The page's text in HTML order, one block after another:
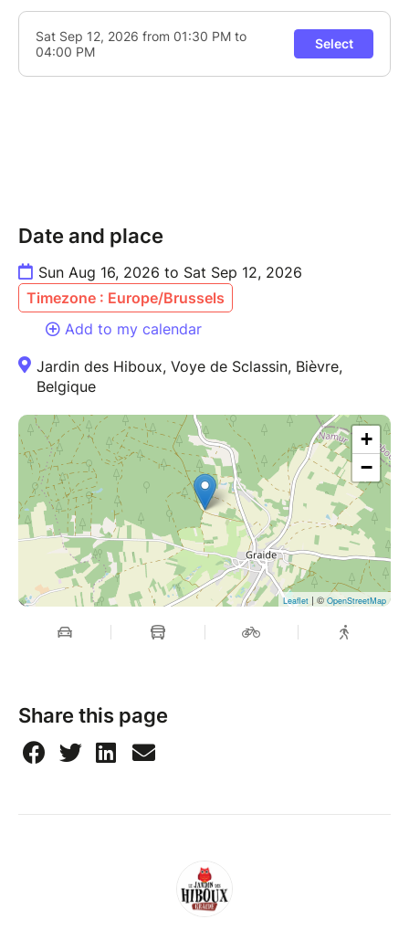
toutes les étapes. L'accompagnant est invité à être
présent pour l'encourager, immortaliser ce moment
en photos et profiter de l'expérience à ses côtés,
maquillé svp ;)
Date and place
Sun Aug 16, 2026 to Sat Sep 12, 2026
Timezone : Europe/Brussels
Add to my calendar
Jardin des Hiboux, Voye de Sclassin, Bièvre,
Belgique
+
−
Leaflet | ©OpenStreetMap
Share this page